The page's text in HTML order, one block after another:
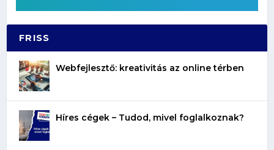
FRISS
Webfejlesztő: kreativitás az online térben
Híres cégek – Tudod, mivel foglalkoznak?